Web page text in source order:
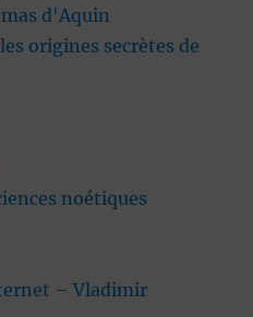
d'Aquin
origines secrètes de
noétiques
– Vladimir